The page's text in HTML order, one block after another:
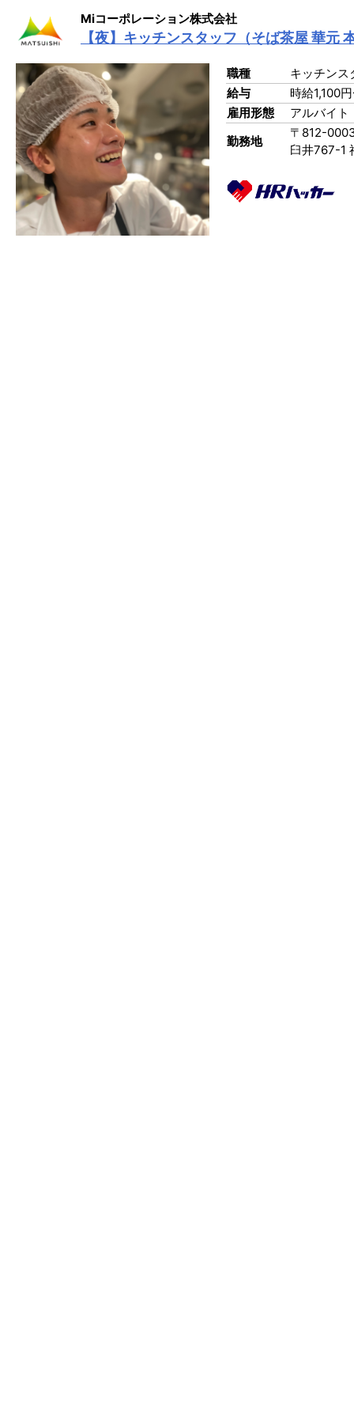
Miコーポレーション株式会社
【夜】キッチンスタッフ（そば茶屋 華
職種
キッチンス
給与
時給1,100
雇用形態
アルバイト
勤務地
〒812-
臼井767-1